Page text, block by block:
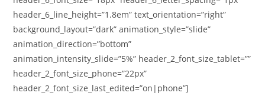
header_6_line_height=”1.8em” text_orientation=”right”
background_layout=”dark” animation_style=”slide”
animation_direction=”bottom”
animation_intensity_slide=”5%” header_2_font_size_tablet=””
header_2_font_size_phone=”22px”
header_2_font_size_last_edited=”on|phone”]